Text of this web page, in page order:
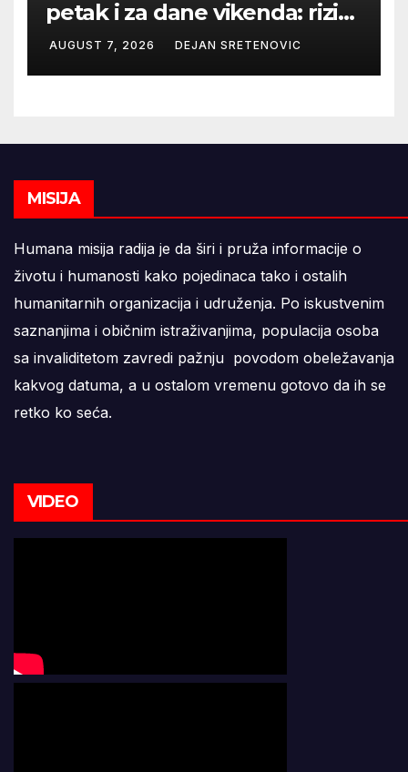
petak i za dane vikenda: rizik
od nastanka i širenja požara
na otvorenom i dalje veoma
visok
AUGUST 7, 2026 DEJAN SRETENOVIC
MISIJA
Humana misija radija je da širi i pruža informacije o
životu i humanosti kako pojedinaca tako i ostalih
humanitarnih organizacija i udruženja. Po iskustvenim
saznanjima i običnim istraživanjima, populacija osoba
sa invaliditetom zavredi pažnju povodom obeležavanja
kakvog datuma, a u ostalom vremenu gotovo da ih se
retko ko seća.
VIDEO